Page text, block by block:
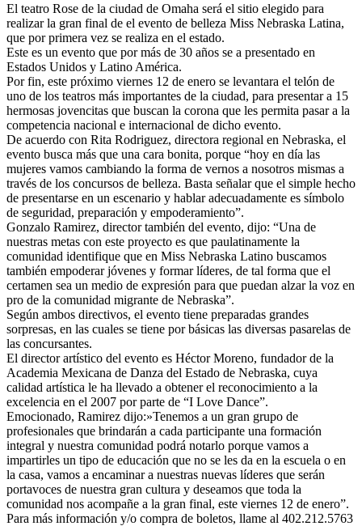
El teatro Rose de la ciudad de Omaha será el sitio elegido para
realizar la gran final de el evento de belleza Miss Nebraska Latina,
que por primera vez se realiza en el estado.
Este es un evento que por más de 30 años se a presentado en
Estados Unidos y Latino América.
Por fin, este próximo viernes 12 de enero se levantara el telón de
uno de los teatros más importantes de la ciudad, para presentar a 15
hermosas jovencitas que buscan la corona que les permita pasar a la
competencia nacional e internacional de dicho evento.
De acuerdo con Rita Rodriguez, directora regional en Nebraska, el
evento busca más que una cara bonita, porque “hoy en día las
mujeres vamos cambiando la forma de vernos a nosotros mismas a
través de los concursos de belleza. Basta señalar que el simple hecho
de presentarse en un escenario y hablar adecuadamente es símbolo
de seguridad, preparación y empoderamiento”.
Gonzalo Ramirez, director también del evento, dijo: “Una de
nuestras metas con este proyecto es que paulatinamente la
comunidad identifique que en Miss Nebraska Latino buscamos
también empoderar jóvenes y formar líderes, de tal forma que el
certamen sea un medio de expresión para que puedan alzar la voz en
pro de la comunidad migrante de Nebraska”.
Según ambos directivos, el evento tiene preparadas grandes
sorpresas, en las cuales se tiene por básicas las diversas pasarelas de
las concursantes.
El director artístico del evento es Héctor Moreno, fundador de la
Academia Mexicana de Danza del Estado de Nebraska, cuya
calidad artística le ha llevado a obtener el reconocimiento a la
excelencia en el 2007 por parte de “I Love Dance”.
Emocionado, Ramirez dijo:»Tenemos a un gran grupo de
profesionales que brindarán a cada participante una formación
integral y nuestra comunidad podrá notarlo porque vamos a
impartirles un tipo de educación que no se les da en la escuela o en
la casa, vamos a encaminar a nuestras nuevas líderes que serán
portavoces de nuestra gran cultura y deseamos que toda la
comunidad nos acompañe a la gran final, este viernes 12 de enero”.
Para más información y/o compra de boletos, llame al 402.212.5763